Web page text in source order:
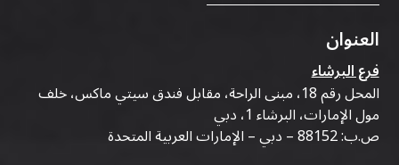
العنوان
فرع البرشاء
المحل رقم 18، مبنى الراحة، مقابل فندق سيتي ماكس، خلف
مول الإمارات، البرشاء 1، دبي
ص.ب: 88152 – دبي – الإمارات العربية المتحدة